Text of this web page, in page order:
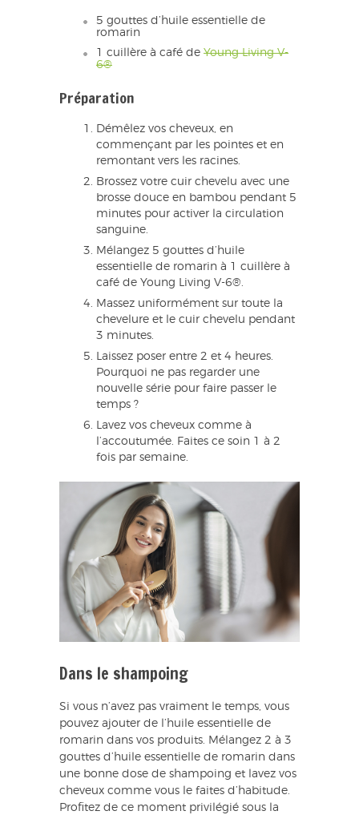
5 gouttes d’huile essentielle de
romarin
1 cuillère à café de Young Living V-
6®
Préparation
Démêlez vos cheveux, en
commençant par les pointes et en
remontant vers les racines.
Brossez votre cuir chevelu avec une
brosse douce en bambou pendant 5
minutes pour activer la circulation
sanguine.
Mélangez 5 gouttes d’huile
essentielle de romarin à 1 cuillère à
café de Young Living V-6®.
Massez uniformément sur toute la
chevelure et le cuir chevelu pendant
3 minutes.
Laissez poser entre 2 et 4 heures.
Pourquoi ne pas regarder une
nouvelle série pour faire passer le
temps ?
Lavez vos cheveux comme à
l’accoutumée. Faites ce soin 1 à 2
fois par semaine.
Dans le shampoing
Si vous n’avez pas vraiment le temps, vous
pouvez ajouter de l’huile essentielle de
romarin dans vos produits. Mélangez 2 à 3
gouttes d’huile essentielle de romarin dans
une bonne dose de shampoing et lavez vos
cheveux comme vous le faites d’habitude.
Profitez de ce moment privilégié sous la